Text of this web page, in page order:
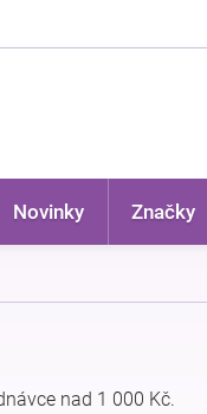
Novinky Značky
nad 1 000 Kč.